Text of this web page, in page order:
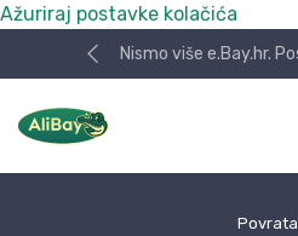
Ažuriraj postavke kolačića
Nismo više e.Bay.hr.